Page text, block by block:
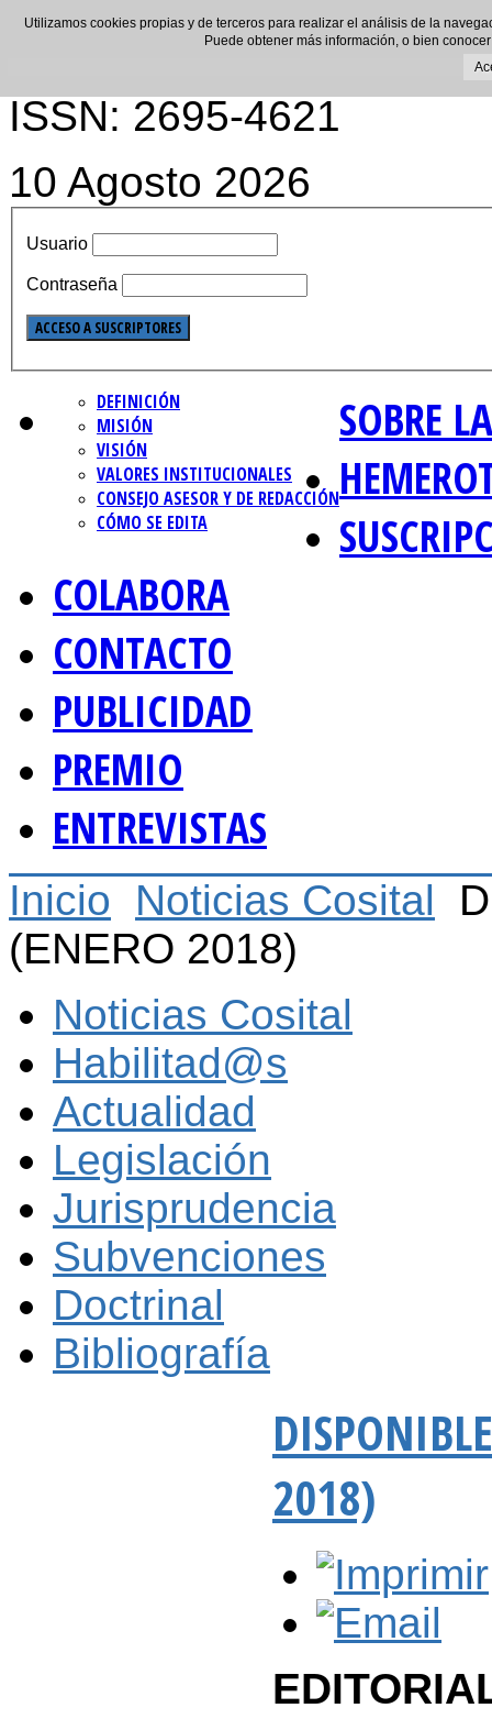
ISSN: 2695-4621
10 Agosto 2026
Usuario
Contraseña
SOBRE
DEFINICIÓN
MISIÓN
VISIÓN
VALORES INSTITUCIONALES
CONSEJO ASESOR Y DE REDACCIÓN
CÓMO SE EDITA
COLABORA
CONTACTO
PUBLICIDAD
PREMIO
ENTREVISTAS
Inicio Noticias Cosital
(ENERO 2018)
Noticias Cosital
Habilitad@s
Actualidad
Legislación
Jurisprudencia
Subvenciones
Doctrinal
Bibliografía
2018)
Utilizamos cookies propias y de terceros para realizar el análisis de la
Puede obtener más información, o bien